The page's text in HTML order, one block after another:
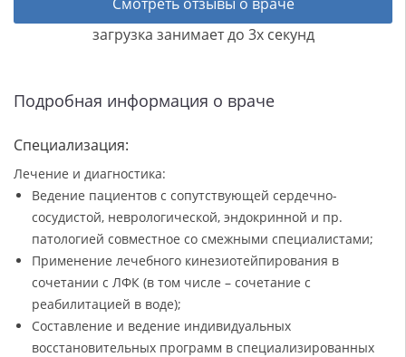
Смотреть отзывы о враче
загрузка занимает до 3х секунд
Подробная информация о враче
Специализация:
Лечение и диагностика:
Ведение пациентов с сопутствующей сердечно-
сосудистой, неврологической, эндокринной и пр.
патологией совместное со смежными специалистами;
Применение лечебного кинезиотейпирования в
сочетании с ЛФК (в том числе – сочетание с
реабилитацией в воде);
Составление и ведение индивидуальных
восстановительных программ в специализированных